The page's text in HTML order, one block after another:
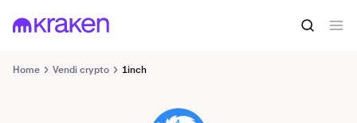
Home Vendi crypto 1inch